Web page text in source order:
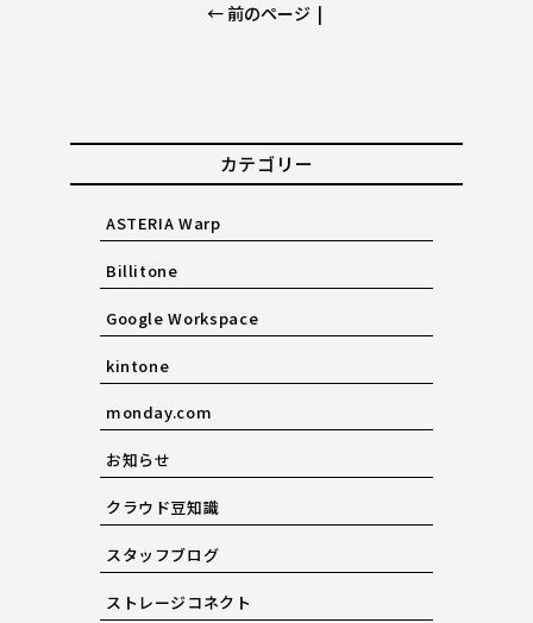
← 前のページ |
カテゴリー
ASTERIA Warp
Billitone
Google Workspace
kintone
monday.com
お知らせ
クラウド豆知識
スタッフブログ
ストレージコネクト